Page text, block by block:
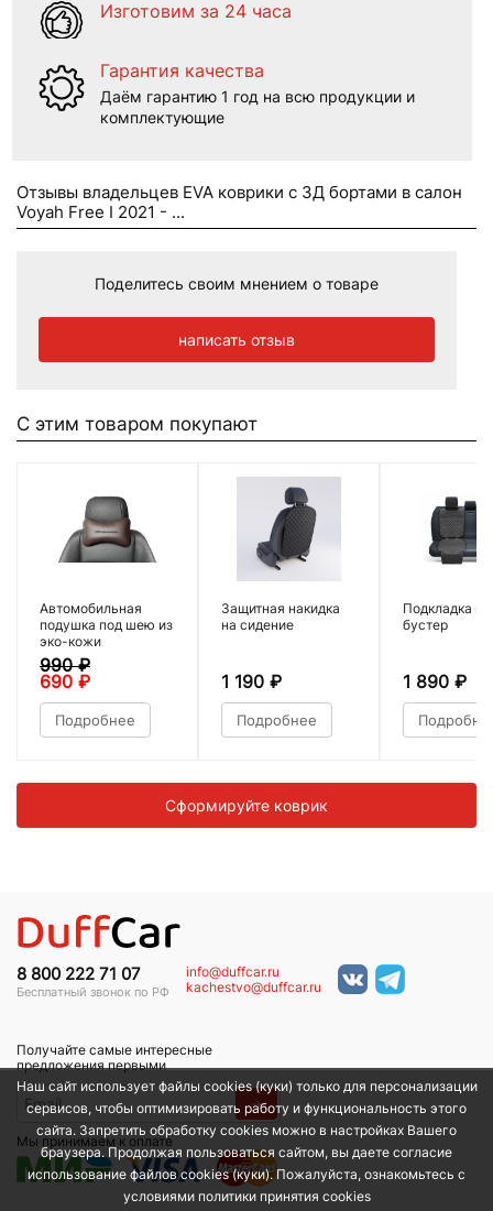
Изготовим за 24 часа
Гарантия качества
Даём гарантию 1 год на всю продукции и
комплектующие
Отзывы владельцев EVA коврики c 3Д бортами в салон
Voyah Free I 2021 - ...
Поделитесь своим мнением о товаре
написать отзыв
С этим товаром покупают
Автомобильная
подушка под шею из
эко-кожи
990₽
690 ₽
Подробнее
Защитная накидка
на сидение
1 190 ₽
Подробнее
Подкладка
бустер
1 890 ₽
Сформируйте коврик
8 800 222 71 07
Бесплатный звонок по РФ
info@duffcar.ru
kachestvo@duffcar.ru
Получайте самые интересные
предложения первыми
→
Мы принимаем к оплате
Наш сайт использует файлы cookies (куки) только для персонализации
сервисов, чтобы оптимизировать работу и функциональность этого
сайта. Запретить обработку cookies можно в настройках Вашего
браузера. Продолжая пользоваться сайтом, вы даете согласие
использование файлов cookies (куки). Пожалуйста, ознакомьтесь с
условиями политики принятия сookies